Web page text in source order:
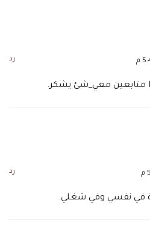
رد
متابعين معي_شئ يشكر.
رد
في نفسي وفي شغلي.